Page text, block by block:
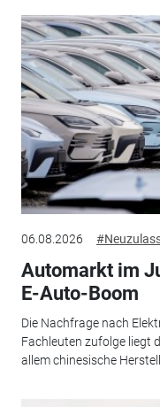
06.08.2026
Automarkt im
E-Auto-Boom
Die Nachfrage nach
Fachleuten zufolge liegt
allem chinesische